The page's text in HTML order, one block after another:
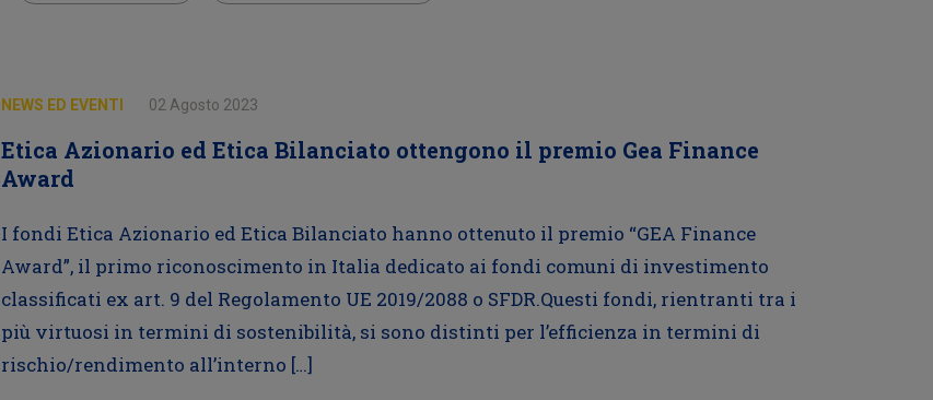
NEWS ED EVENTI 02 Agosto 2023
Etica Azionario ed Etica Bilanciato ottengono il premio Gea Finance
Award
I fondi Etica Azionario ed Etica Bilanciato hanno ottenuto il premio “GEA Finance
Award”, il primo riconoscimento in Italia dedicato ai fondi comuni di investimento
classificati ex art. 9 del Regolamento UE 2019/2088 o SFDR.Questi fondi, rientranti tra i
più virtuosi in termini di sostenibilità, si sono distinti per l’efficienza in termini di
rischio/rendimento all’interno […]